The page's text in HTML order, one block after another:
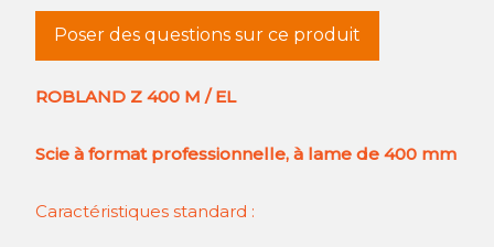
Poser des questions sur ce produit
ROBLAND Z 400 M / EL
Scie à format professionnelle, à lame de 400 mm
Caractéristiques standard :